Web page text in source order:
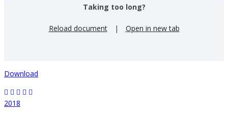
Taking too long?
Reload document | Open in new tab
Download
2018